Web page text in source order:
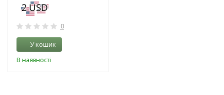
0
У кошик
В наявності